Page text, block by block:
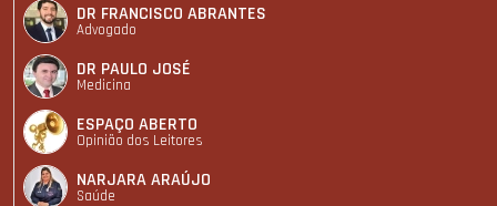
DR FRANCISCO ABRANTES
Advogado
DR PAULO JOSÉ
Medicina
ESPAÇO ABERTO
Opinião dos Leitores
NARJARA ARAÚJO
Saúde